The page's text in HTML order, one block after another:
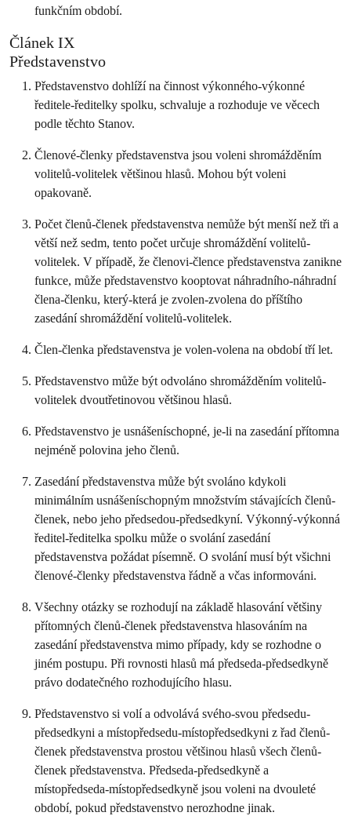
funkčním období.
Článek IX
Představenstvo
Představenstvo dohlíží na činnost výkonného-výkonné
ředitele-ředitelky spolku, schvaluje a rozhoduje ve věcech
podle těchto Stanov.
Členové-členky představenstva jsou voleni shromážděním
volitelů-volitelek většinou hlasů. Mohou být voleni
opakovaně.
Počet členů-členek představenstva nemůže být menší než tři a
větší než sedm, tento počet určuje shromáždění volitelů-
volitelek. V případě, že členovi-člence představenstva zanikne
funkce, může představenstvo kooptovat náhradního-náhradní
člena-členku, který-která je zvolen-zvolena do příštího
zasedání shromáždění volitelů-volitelek.
Člen-členka představenstva je volen-volena na období tří let.
Představenstvo může být odvoláno shromážděním volitelů-
volitelek dvoutřetinovou většinou hlasů.
Představenstvo je usnášeníschopné, je-li na zasedání přítomna
nejméně polovina jeho členů.
Zasedání představenstva může být svoláno kdykoli
minimálním usnášeníschopným množstvím stávajících členů-
členek, nebo jeho předsedou-předsedkyní. Výkonný-výkonná
ředitel-ředitelka spolku může o svolání zasedání
představenstva požádat písemně. O svolání musí být všichni
členové-členky představenstva řádně a včas informováni.
Všechny otázky se rozhodují na základě hlasování většiny
přítomných členů-členek představenstva hlasováním na
zasedání představenstva mimo případy, kdy se rozhodne o
jiném postupu. Při rovnosti hlasů má předseda-předsedkyně
právo dodatečného rozhodujícího hlasu.
Představenstvo si volí a odvolává svého-svou předsedu-
předsedkyni a místopředsedu-místopředsedkyni z řad členů-
členek představenstva prostou většinou hlasů všech členů-
členek představenstva. Předseda-předsedkyně a
místopředseda-místopředsedkyně jsou voleni na dvouleté
období, pokud představenstvo nerozhodne jinak.